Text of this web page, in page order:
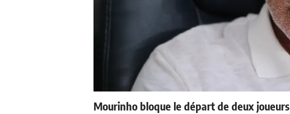
Mourinho bloque le départ de deux joueurs